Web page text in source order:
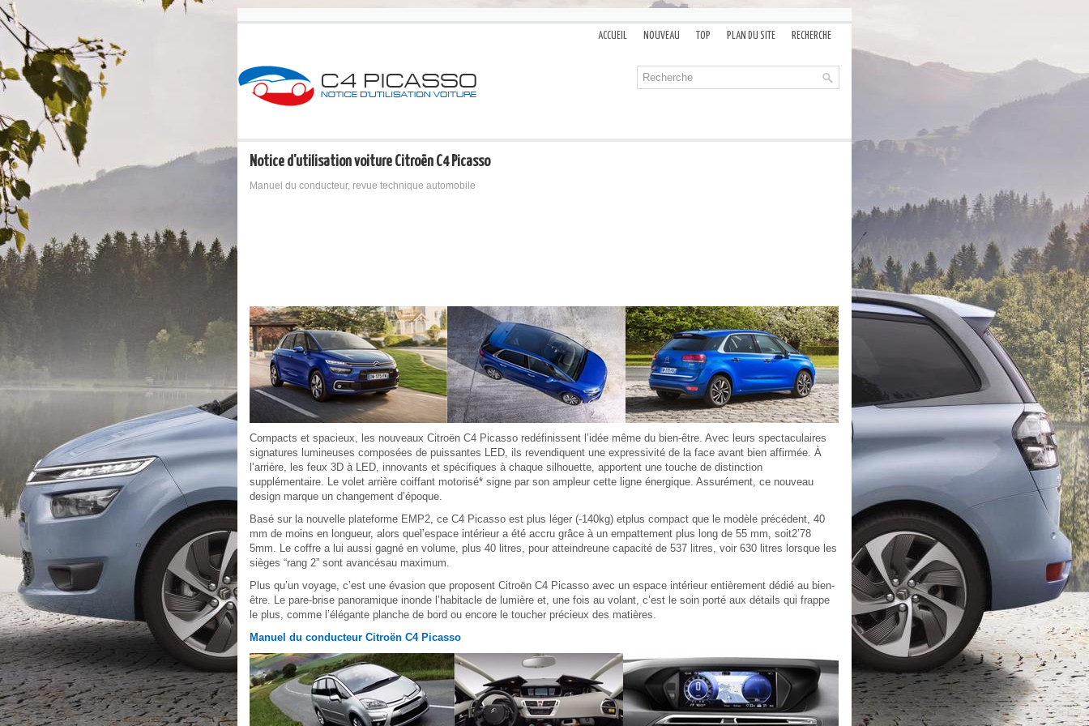
ACCUEIL NOUVEAU TOP PLAN DU SITE RECHERCHE
Notice d'utilisation voiture Citroën C4 Picasso
Manuel du conducteur, revue technique automobile
Compacts et spacieux, les nouveaux Citroën C4 Picasso redéfinissent l’idée même du bien-être. Avec leurs spectaculaires
signatures lumineuses composées de puissantes LED, ils revendiquent une expressivité de la face avant bien affirmée. À
l’arrière, les feux 3D à LED, innovants et spécifiques à chaque silhouette, apportent une touche de distinction
supplémentaire. Le volet arrière coiffant motorisé* signe par son ampleur cette ligne énergique. Assurément, ce nouveau
design marque un changement d’époque.
Basé sur la nouvelle plateforme EMP2, ce C4 Picasso est plus léger (-140kg) etplus compact que le modèle précédent, 40
mm de moins en longueur, alors quel’espace intérieur a été accru grâce à un empattement plus long de 55 mm, soit2’78
5mm. Le coffre a lui aussi gagné en volume, plus 40 litres, pour atteindreune capacité de 537 litres, voir 630 litres lorsque les
sièges “rang 2” sont avancésau maximum.
Plus qu’un voyage, c’est une évasion que proposent Citroën C4 Picasso avec un espace intérieur entièrement dédié au bien-
être. Le pare-brise panoramique inonde l’habitacle de lumière et, une fois au volant, c’est le soin porté aux détails qui frappe
le plus, comme l’élégante planche de bord ou encore le toucher précieux des matières.
Manuel du conducteur Citroën C4 Picasso